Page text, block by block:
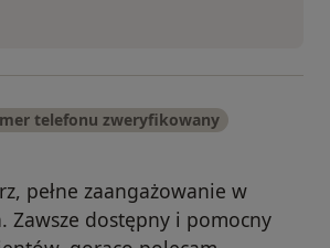
telefonu zweryfikowany
pełne zaangażowanie w
Zawsze dostępny i pomocny